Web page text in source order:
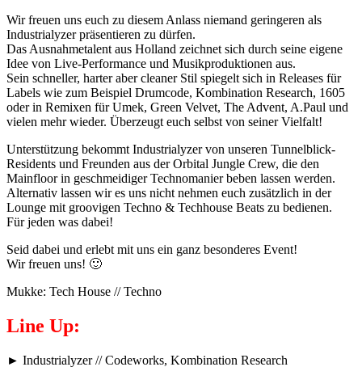
Wir freuen uns euch zu diesem Anlass niemand geringeren als
Industrialyzer präsentieren zu dürfen.
Das Ausnahmetalent aus Holland zeichnet sich durch seine eigene
Idee von Live-Performance und Musikproduktionen aus.
Sein schneller, harter aber cleaner Stil spiegelt sich in Releases für
Labels wie zum Beispiel Drumcode, Kombination Research, 1605
oder in Remixen für Umek, Green Velvet, The Advent, A.Paul und
vielen mehr wieder. Überzeugt euch selbst von seiner Vielfalt!
Unterstützung bekommt Industrialyzer von unseren Tunnelblick-
Residents und Freunden aus der Orbital Jungle Crew, die den
Mainfloor in geschmeidiger Technomanier beben lassen werden.
Alternativ lassen wir es uns nicht nehmen euch zusätzlich in der
Lounge mit groovigen Techno & Techhouse Beats zu bedienen.
Für jeden was dabei!
Seid dabei und erlebt mit uns ein ganz besonderes Event!
Wir freuen uns! 🙂
Mukke: Tech House // Techno
Line Up:
► Industrialyzer // Codeworks, Kombination Research